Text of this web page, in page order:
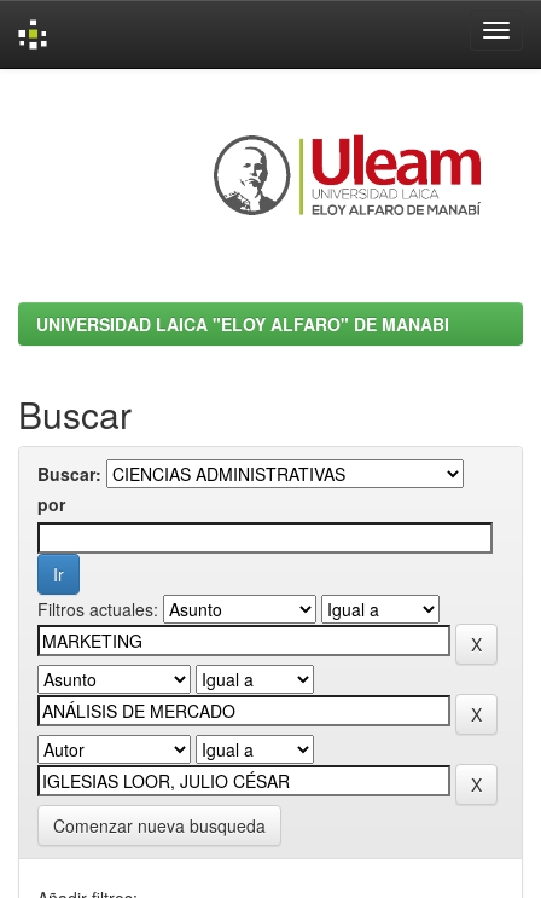
UNIVERSIDAD LAICA "ELOY ALFARO" DE MANABI
Buscar
Buscar:
por
Filtros actuales:
Comenzar nueva busqueda